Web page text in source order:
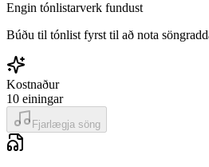
Engin tónlistarverk fundust
Búðu til tónlist fyrst til að nota
Kostnaður
10 einingar
Fjarlægja söng